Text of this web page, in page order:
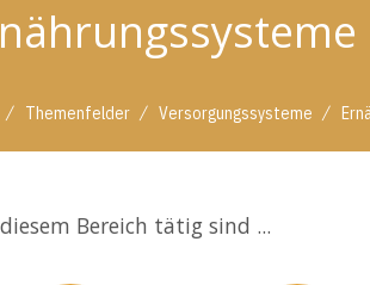
/ Themenfelder / Versorgungssysteme /
Bereich tätig sind ...